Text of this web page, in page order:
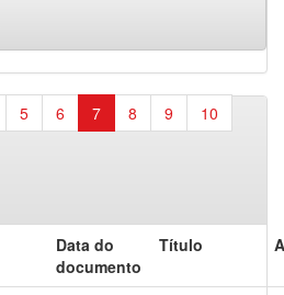
5 6 7 8 9
10
Data do
documento
Título